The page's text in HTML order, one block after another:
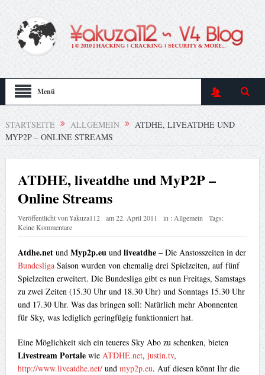
Menü
STARTSEITE ALLGEMEIN
ATDHE, LIVEATDHE UND
MYP2P – ONLINE STREAMS
ATDHE, liveatdhe und MyP2P –
Online Streams
Veröffentlicht von¥akuza112 am22. April 2011 in : Allgemein
Tags:
Keine Kommentare
Atdhe.netund Myp2p.eu und liveatdhe – Die Anstosszeiten in der
BundesligaSaison wurden von ehemalig drei Spielzeiten, auf fünf
Spielzeiten erweitert. Die Bundesliga gibt es nun Freitags, Samstags
zu zwei Zeiten (15.30 Uhr und 18.30 Uhr) und Sonntags 15.30 Uhr
und 17.30 Uhr. Was das bringen soll: Natürlich mehr Abonnenten
für Sky, was lediglich geringfügig funktionniert hat.
Eine Möglichkeit sich ein teueres Sky Abo zu schenken, bieten
Livestream Portalewie ATDHE.net, justin.tv,
http://www.liveatdhe.net/und myp2p.eu. Auf diesen könnt Ihr die